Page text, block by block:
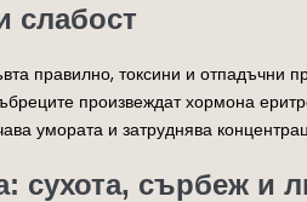
слабост
правилно, токсини и отпадъчни
произвеждат хормона
умората и затруднява
сухота, сърбеж и